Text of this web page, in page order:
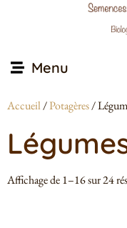
Menu
Accueil/Potagères/
Affichage de 1–16 sur 24